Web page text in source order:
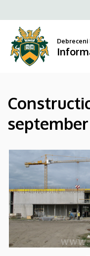
Informatikai
Kar
a
tartalomra
Debreceni
september